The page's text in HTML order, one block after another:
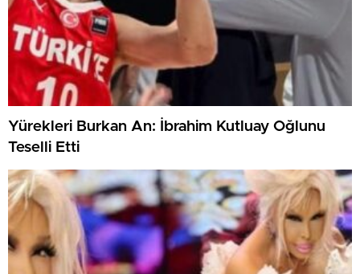
Yürekleri Burkan An: İbrahim Kutluay Oğlunu
Teselli Etti